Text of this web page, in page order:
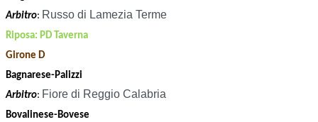
Arbitro: Russo di Lamezia Terme
Riposa: PD Taverna
Girone D
Bagnarese-Palizzi
Arbitro: Fiore di Reggio Calabria
Bovalinese-Bovese